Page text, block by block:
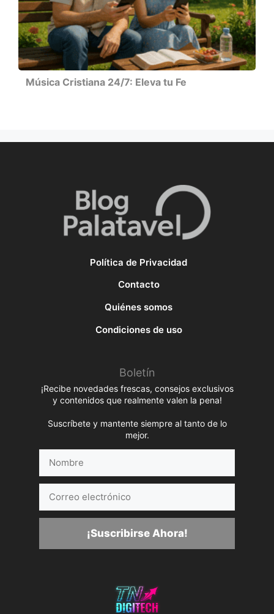
Música Cristiana 24/7: Eleva tu Fe
Política de Privacidad
Contacto
Quiénes somos
Condiciones de uso
Boletín
¡Recibe novedades frescas, consejos exclusivos
y contenidos que realmente valen la pena!
Suscríbete y mantente siempre al tanto de lo
mejor.
electrónico
¡Suscribirse Ahora!